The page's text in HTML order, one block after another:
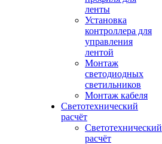
ленты
Установка
контроллера для
управления
лентой
Монтаж
светодиодных
светильников
Монтаж кабеля
Светотехнический
расчёт
Светотехнический
расчёт